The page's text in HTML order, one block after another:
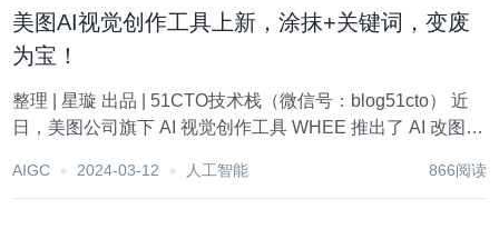
美图AI视觉创作工具上新，涂抹+关键词，变废
为宝！
整理 | 星璇 出品 | 51CTO技术栈（微信号：blog51cto） 近
日，美图公司旗下 AI 视觉创作工具 WHEE 推出了 AI 改图功
也能享受到 AI 创作的乐趣。 简单几步，用户就能...
AIGC 2024-03-12 人工智能 866阅读